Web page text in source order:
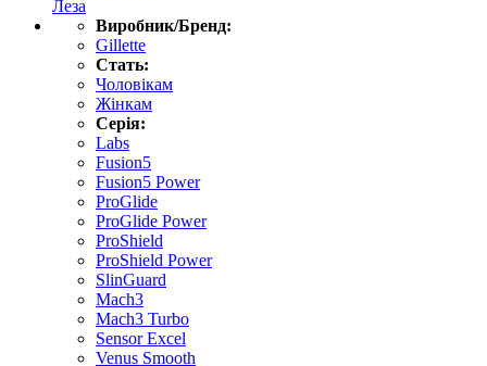
Леза
Виробник/Бренд:
Gillette
Стать:
Чоловікам
Жінкам
Серія:
Labs
Fusion5
Fusion5 Power
ProGlide
ProGlide Power
ProShield
ProShield Power
SlinGuard
Mach3
Mach3 Turbo
Sensor Excel
Venus Smooth